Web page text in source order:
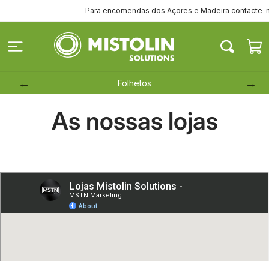
conteúdo
Para encomendas dos Açores e Madeira contacte-nos
Folhetos
As nossas lojas